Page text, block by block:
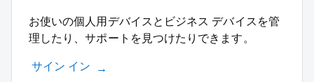
お使いの個人用デバイスとビジネス デバイスを管
理したり、サポートを見つけたりできます。
サイン イン